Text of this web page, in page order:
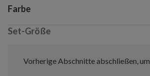
Variant selection
Farbe
Set-Größe
Vorherige Abschnitte abschließen,